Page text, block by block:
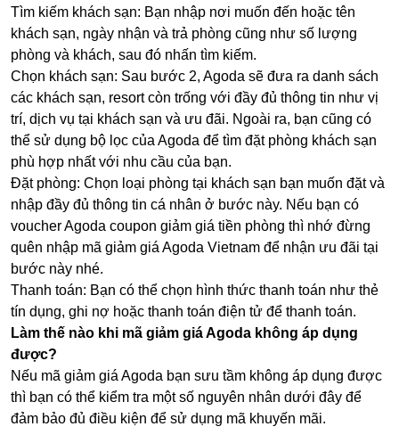
Tìm kiếm khách sạn: Bạn nhập nơi muốn đến hoặc tên
khách sạn, ngày nhận và trả phòng cũng như số lượng
phòng và khách, sau đó nhấn tìm kiếm.
Chọn khách sạn: Sau bước 2, Agoda sẽ đưa ra danh sách
các khách sạn, resort còn trống với đầy đủ thông tin như vị
trí, dịch vụ tại khách sạn và ưu đãi. Ngoài ra, bạn cũng có
thể sử dụng bộ lọc của Agoda để tìm đặt phòng khách sạn
phù hợp nhất với nhu cầu của bạn.
Đặt phòng: Chọn loại phòng tại khách sạn bạn muốn đặt và
nhập đầy đủ thông tin cá nhân ở bước này. Nếu bạn có
voucher Agoda coupon giảm giá tiền phòng thì nhớ đừng
quên nhập mã giảm giá Agoda Vietnam để nhận ưu đãi tại
bước này nhé.
Thanh toán: Bạn có thể chọn hình thức thanh toán như thẻ
tín dụng, ghi nợ hoặc thanh toán điện tử để thanh toán.
Làm thế nào khi mã giảm giá Agoda không áp dụng
được?
Nếu mã giảm giá Agoda bạn sưu tầm không áp dụng được
thì bạn có thể kiểm tra một số nguyên nhân dưới đây để
đảm bảo đủ điều kiện để sử dụng mã khuyến mãi.